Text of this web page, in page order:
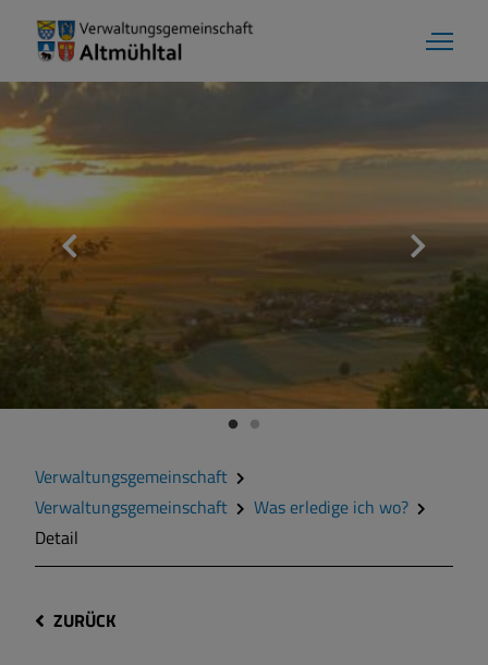
Verwaltungsgemeinschaft
Verwaltungsgemeinschaft
Was erledige ich wo?
Detail
ZURÜCK